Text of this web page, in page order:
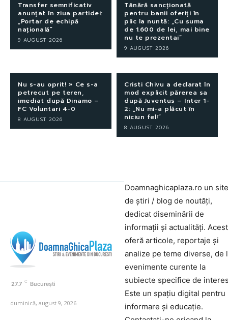
Transfer semnificativ
anunțat în ziua partidei:
„Portar de echipă
națională”
9 AUGUST 2026
Tânără sancționată
pentru banii oferiți în
plic la nuntă: „Cu suma
de 1.600 de lei, mai bine
nu te prezentai”
9 AUGUST 2026
Nu s-au oprit! » Ce s-a
petrecut pe teren,
imediat după Dinamo –
FC Voluntari 4-0
8 AUGUST 2026
Cristi Chivu a declarat în
mod explicit părerea sa
după Juventus – Inter 1-
2: „Nu mi-a plăcut în
niciun fel!”
8 AUGUST 2026
27.7 C București
duminică, august 9, 2026
Doamnaghicaplaza.ro un site
de știri / blog de noutăți,
dedicat diseminării de
informații și actualități.
oferă articole, reportaje și
analize pe teme diverse, de
evenimente curente la
subiecte specifice de
Este un spațiu digital pentru
informare și educație.